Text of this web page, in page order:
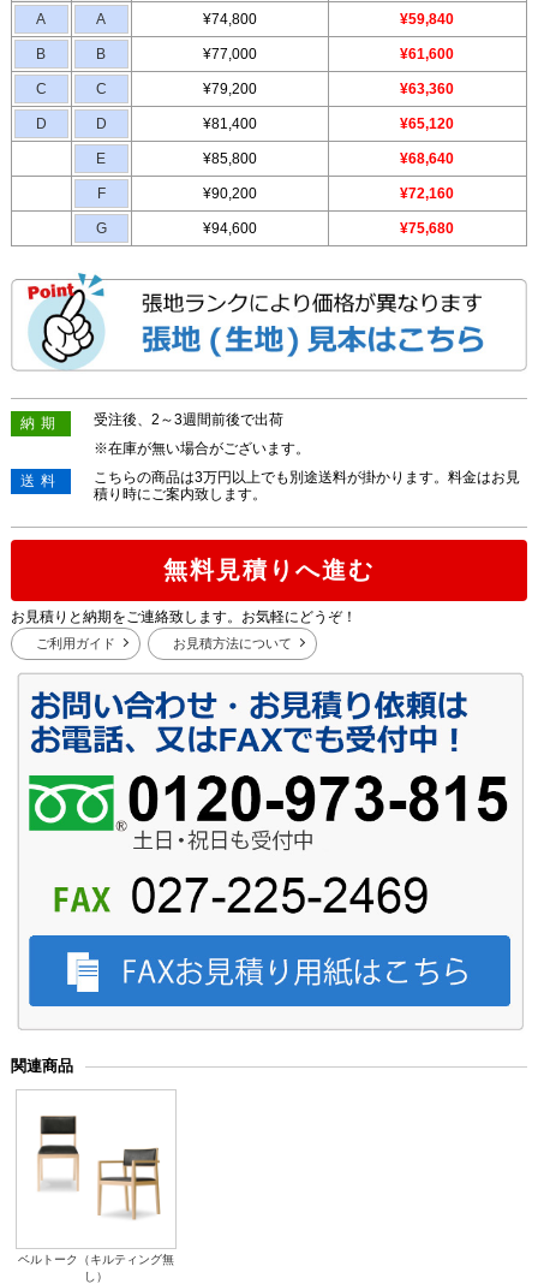
A
A ¥74,800 ¥59,840
B B ¥77,000 ¥61,600
C C ¥79,200 ¥63,360
D D ¥81,400 ¥65,120
E ¥85,800 ¥68,640
F ¥90,200 ¥72,160
G ¥94,600 ¥75,680
納期
受注後、2～3週間前後で出荷
※在庫が無い場合がございます。
送料
こちらの商品は3万円以上でも別途送料が掛かります。料金はお見
積り時にご案内致します。
無料見積りへ進む
お見積りと納期をご連絡致します。お気軽にどうぞ！
ご利用ガイド お見積方法について
関連商品
ベルトーク（キルティング無
し）